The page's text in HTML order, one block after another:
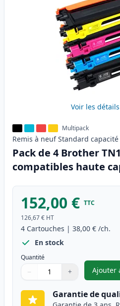
Voir les
Multipack
Remis à neuf Standard capacité
Pack de 4 Brother
compatibles haute
152,00 € TTC
126,67 € HT
4 Cartouches | 38,00 € /ch.
En stock
Quantité
Quantité
Utilisez les boutons pour
− +
Quantité
Ajouter
Garantie de